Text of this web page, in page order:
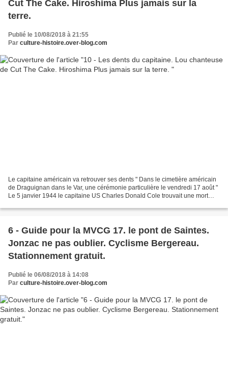
Cut The Cake. Hiroshima Plus jamais sur la
terre.
Publié le 10/08/2018 à 21:55
Par culture-histoire.over-blog.com
Le capitaine américain va retrouver ses dents " Dans le cimetière américain
de Draguignan dans le Var, une cérémonie particulière le vendredi 17 août "
Le 5 janvier 1944 le capitaine US Charles Donald Cole trouvait une mort
6 - Guide pour la MVCG 17. le pont de Saintes.
Jonzac ne pas oublier. Cyclisme Bergereau.
Stationnement gratuit.
Publié le 06/08/2018 à 14:08
Par culture-histoire.over-blog.com